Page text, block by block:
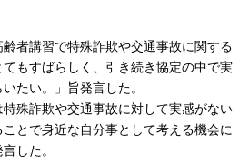
者講習で特殊詐欺や交通事故に関する
もすばらしく、引き続き協定の中で実
たい。」旨発言した。
殊詐欺や交通事故に対して実感がない
とで身近な自分事として考える機会に
した。